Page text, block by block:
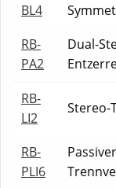
BL4
RB-
PA2
Dual-
RB-
LI2
Stereo-
RB-
PLI6